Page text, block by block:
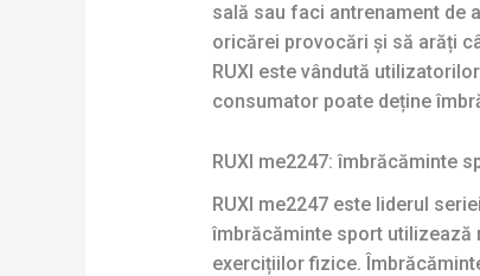
sală sau faci antrenament de
oricărei provocări și să arăți
RUXI este vândută
consumator poate deține
RUXI me2247: îmbrăcăminte
RUXI me2247 este liderul
îmbrăcăminte sport utilizează
exercițiilor fizice.